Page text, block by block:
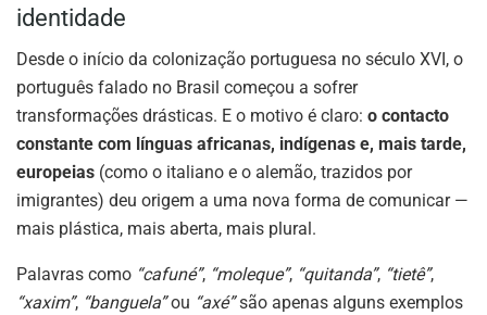
identidade
Desde o início da colonização portuguesa no século XVI, o
português falado no Brasil começou a sofrer
transformações drásticas. E o motivo é claro: o contacto
constante com línguas africanas, indígenas e, mais tarde,
europeias (como o italiano e o alemão, trazidos por
imigrantes) deu origem a uma nova forma de comunicar —
mais plástica, mais aberta, mais plural.
Palavras como “cafuné”, “moleque”, “quitanda”, “tietê”,
“xaxim”, “banguela”ou “axé”são apenas alguns exemplos